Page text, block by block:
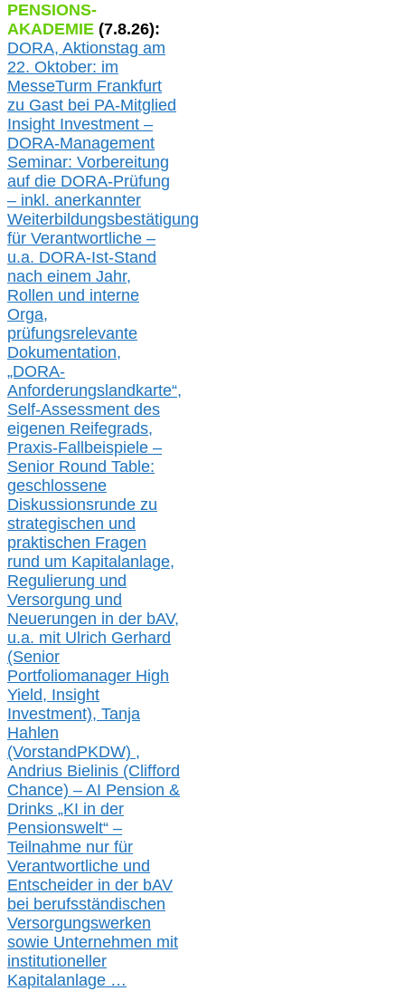
PENSIONS-
AKADEMIE (7.8.26):
DORA, Aktionstag am
22. Oktober: im
MesseTurm Frankfurt
zu Gast bei PA-Mitglied
Insight Investment –
DORA-Management
Seminar: Vorbereitung
auf die DORA-Prüfung
– inkl. anerkannter
Weiterbildungsbestätigung
für Verantwortliche –
u.a. DORA-Ist-Stand
nach einem Jahr,
Rollen und interne
Orga,
prüfungsrelevante
Dokumentation,
„DORA-
Anforderungslandkarte“,
Self-Assessment des
eigenen Reifegrads,
Praxis-Fallbeispiele –
Senior Round Table:
geschlossene
Diskussionsrunde zu
strategischen und
praktischen Fragen
rund um Kapitalanlage,
Regulierung und
Versorgung und
Neuerungen in der bAV,
u.a. mit Ulrich Gerhard
(Senior
Portfoliomanager High
Yield, Insight
Investment), Tanja
Hahlen
(VorstandPKDW) ,
Andrius Bielinis (Clifford
Chance) – AI Pension &
Drinks „KI in der
Pensionswelt“ –
Teilnahme nur für
Verantwortliche und
Entscheider in der bAV
bei berufsständischen
Versorgungswerken
sowie Unternehmen mit
institutioneller
Kapitalanlage …